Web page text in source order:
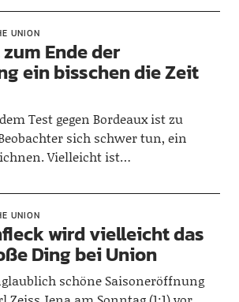
UNION
Ende der
ein bisschen die Zeit
Test gegen Bordeaux ist zu
sich schwer tun, ein
Vielleicht ist…
UNION
wird vielleicht das
Ding bei Union
schöne Saisoneröffnung